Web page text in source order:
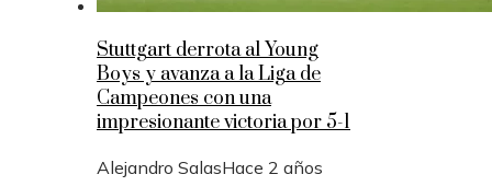
Stuttgart derrota al Young
Boys y avanza a la Liga de
Campeones con una
impresionante victoria por 5-1
Alejandro SalasHace 2 años